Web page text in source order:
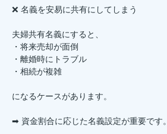
❌ 名義を安易に共有にしてしまう
夫婦共有名義にすると、
・将来売却が面倒
・離婚時にトラブル
・相続が複雑
になるケースがあります。
➡ 資金割合に応じた名義設定が重要です。